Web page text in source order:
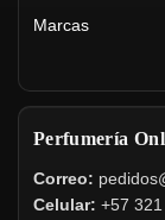
Marcas
Perfumería
Correo:
Celular: +57